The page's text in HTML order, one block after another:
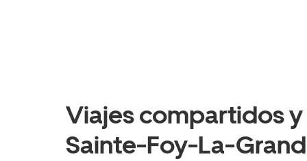
Viajes compartidos
Sainte-Foy-La-